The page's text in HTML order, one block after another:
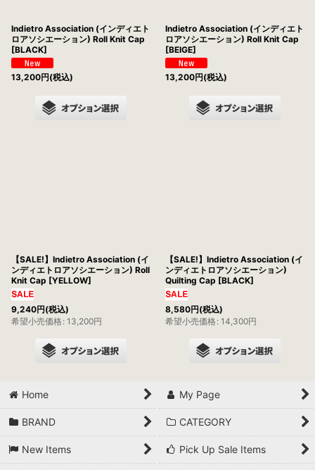
Indietro Association (インディエト
ロアソシエーション) Roll Knit Cap
[BLACK]
13,200円(税込)
Indietro Association (インディエト
ロアソシエーション) Roll Knit Cap
[BEIGE]
13,200円(税込)
【SALE!】Indietro Association (イ
ンディエトロアソシエーション) Roll
Knit Cap [YELLOW]
9,240円(税込)
希望小売価格 : 13,200円
【SALE!】Indietro Association (イ
ンディエトロアソシエーション)
Quilting Cap [BLACK]
8,580円(税込)
希望小売価格 : 14,300円
Home My Page
BRAND CATEGORY
New Items Pick Up Sale Items